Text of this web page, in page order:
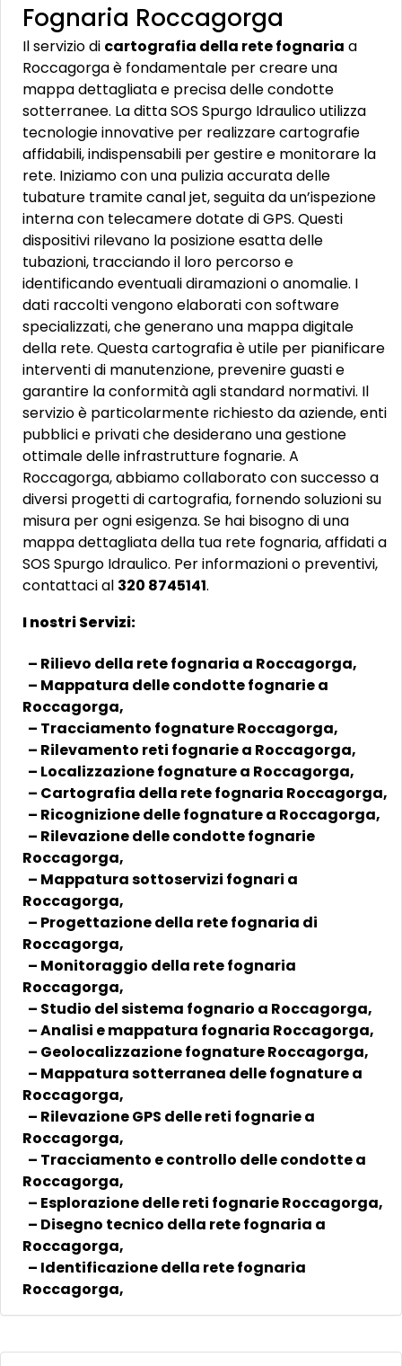
Fognaria Roccagorga
Il servizio di cartografia della rete fognaria a
Roccagorga è fondamentale per creare una
mappa dettagliata e precisa delle condotte
sotterranee. La ditta SOS Spurgo Idraulico utilizza
tecnologie innovative per realizzare cartografie
affidabili, indispensabili per gestire e monitorare la
rete. Iniziamo con una pulizia accurata delle
tubature tramite canal jet, seguita da un’ispezione
interna con telecamere dotate di GPS. Questi
dispositivi rilevano la posizione esatta delle
tubazioni, tracciando il loro percorso e
identificando eventuali diramazioni o anomalie. I
dati raccolti vengono elaborati con software
specializzati, che generano una mappa digitale
della rete. Questa cartografia è utile per pianificare
interventi di manutenzione, prevenire guasti e
garantire la conformità agli standard normativi. Il
servizio è particolarmente richiesto da aziende, enti
pubblici e privati che desiderano una gestione
ottimale delle infrastrutture fognarie. A
Roccagorga, abbiamo collaborato con successo a
diversi progetti di cartografia, fornendo soluzioni su
misura per ogni esigenza. Se hai bisogno di una
mappa dettagliata della tua rete fognaria, affidati a
SOS Spurgo Idraulico. Per informazioni o preventivi,
contattaci al 320 8745141.
I nostri Servizi:
– Rilievo della rete fognaria a Roccagorga,
– Mappatura delle condotte fognarie a
Roccagorga,
– Tracciamento fognature Roccagorga,
– Rilevamento reti fognarie a Roccagorga,
– Localizzazione fognature a Roccagorga,
– Cartografia della rete fognaria Roccagorga,
– Ricognizione delle fognature a Roccagorga,
– Rilevazione delle condotte fognarie
Roccagorga,
– Mappatura sottoservizi fognari a
Roccagorga,
– Progettazione della rete fognaria di
Roccagorga,
– Monitoraggio della rete fognaria
Roccagorga,
– Studio del sistema fognario a Roccagorga,
– Analisi e mappatura fognaria Roccagorga,
– Geolocalizzazione fognature Roccagorga,
– Mappatura sotterranea delle fognature a
Roccagorga,
– Rilevazione GPS delle reti fognarie a
Roccagorga,
– Tracciamento e controllo delle condotte a
Roccagorga,
– Esplorazione delle reti fognarie Roccagorga,
– Disegno tecnico della rete fognaria a
Roccagorga,
– Identificazione della rete fognaria
Roccagorga,